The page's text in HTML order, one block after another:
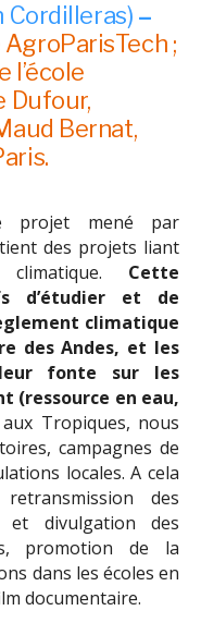
Cordilleras) –
;
l’école
Dufour,
Bernat,
projet mené par
des projets liant
Cette
d’étudier et de
climatique
des Andes, et les
leur fonte sur les
(ressource en eau,
Tropiques, nous
campagnes de
locales. A cela
des
et divulgation des
promotion de la
dans les écoles en
documentaire.